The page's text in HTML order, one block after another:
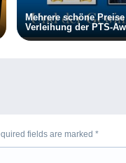
Mehrere schöne
Verleihung der PTS-
Delcampe.
fields are marked *